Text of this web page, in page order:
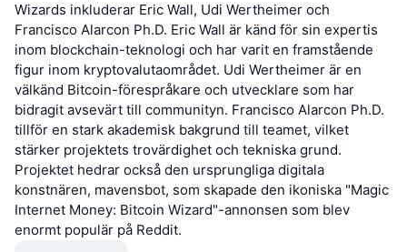
Wizards inkluderar Eric Wall, Udi Wertheimer och
Francisco Alarcon Ph.D. Eric Wall är känd för sin expertis
inom blockchain-teknologi och har varit en framstående
figur inom kryptovalutaområdet. Udi Wertheimer är en
välkänd Bitcoin-förespråkare och utvecklare som har
bidragit avsevärt till communityn. Francisco Alarcon Ph.D.
tillför en stark akademisk bakgrund till teamet, vilket
stärker projektets trovärdighet och tekniska grund.
Projektet hedrar också den ursprungliga digitala
konstnären, mavensbot, som skapade den ikoniska "Magic
Internet Money: Bitcoin Wizard"-annonsen som blev
enormt populär på Reddit.